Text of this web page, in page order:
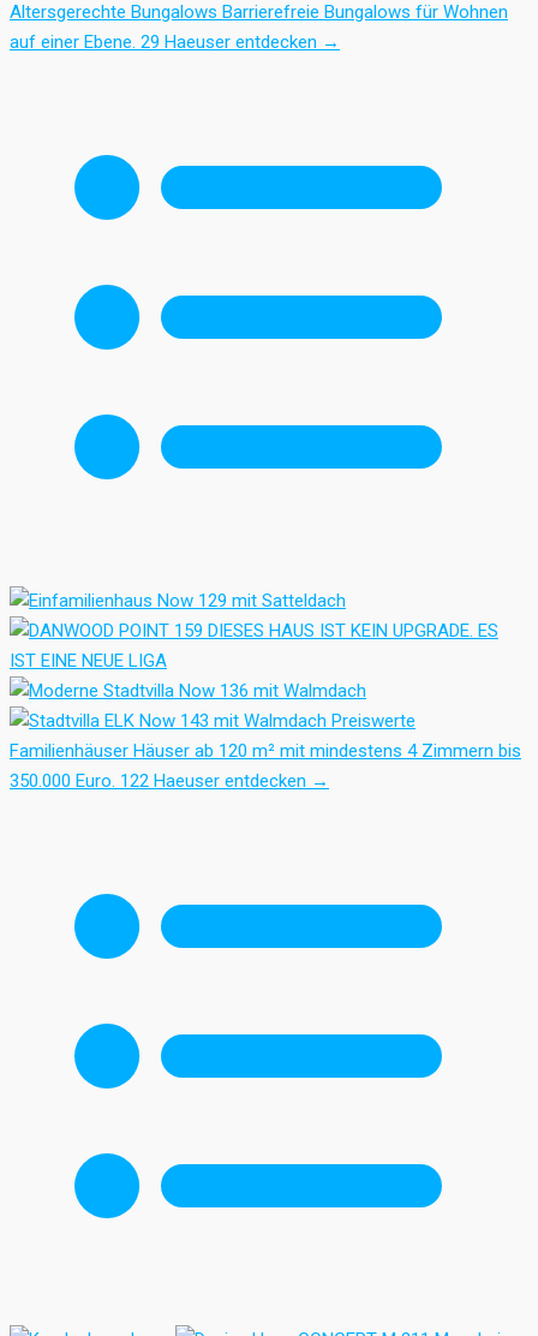
Altersgerechte Bungalows Barrierefreie Bungalows für Wohnen
auf einer Ebene. 29 Haeuser entdecken →
Preiswerte
Familienhäuser Häuser ab 120 m² mit mindestens 4 Zimmern bis
350.000 Euro. 122 Haeuser entdecken →